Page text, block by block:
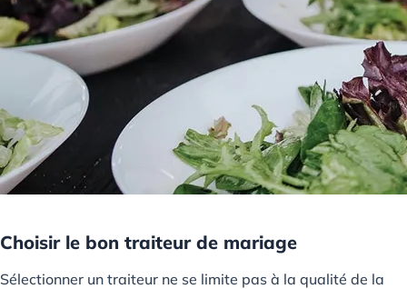
Choisir le bon traiteur de mariage
Sélectionner un traiteur ne se limite pas à la qualité de la